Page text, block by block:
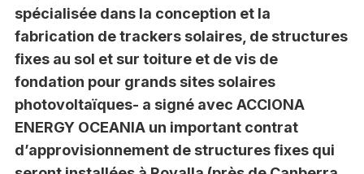
spécialisée dans la conception et la
fabrication de trackers solaires, de structures
fixes au sol et sur toiture et de vis de
fondation pour grands sites solaires
photovoltaïques- a signé avec ACCIONA
ENERGY OCEANIA un important contrat
d’approvisionnement de structures fixes qui